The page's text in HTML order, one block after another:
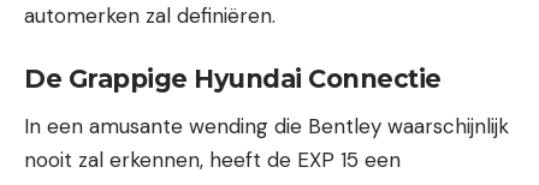
automerken zal definiëren.
De Grappige Hyundai Connectie
In een amusante wending die Bentley waarschijnlijk
nooit zal erkennen, heeft de EXP 15 een